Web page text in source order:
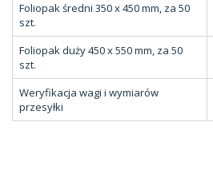
Foliopak średni 350 x 450 mm, za 50
szt.
Foliopak duży 450 x 550 mm, za 50
szt.
Weryfikacja wagi i wymiarów
przesyłki